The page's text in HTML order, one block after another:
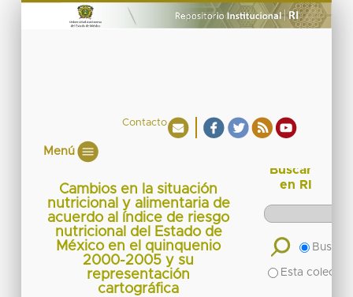
Contacto
Menú
Cambios en la situación
nutricional y alimentaria de
acuerdo al índice de riesgo
nutricional del Estado de
México en el quinquenio
2000-2005 y su
representación
cartográfica
Buscar
en RI
Buscar
Esta